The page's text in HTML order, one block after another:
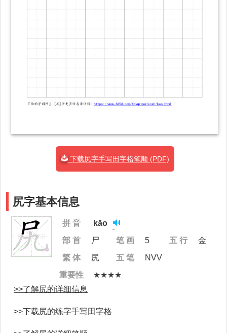
下载尻字手写田字格笔顺 (PDF)
尻字基本信息
拼 音
kāo
部 首
尸 笔 画 5 五 行
金
繁 体
尻 五 笔
NVV
重要性
★★★★
>>了解尻的详细信息
>>下载尻的练字手写田字格